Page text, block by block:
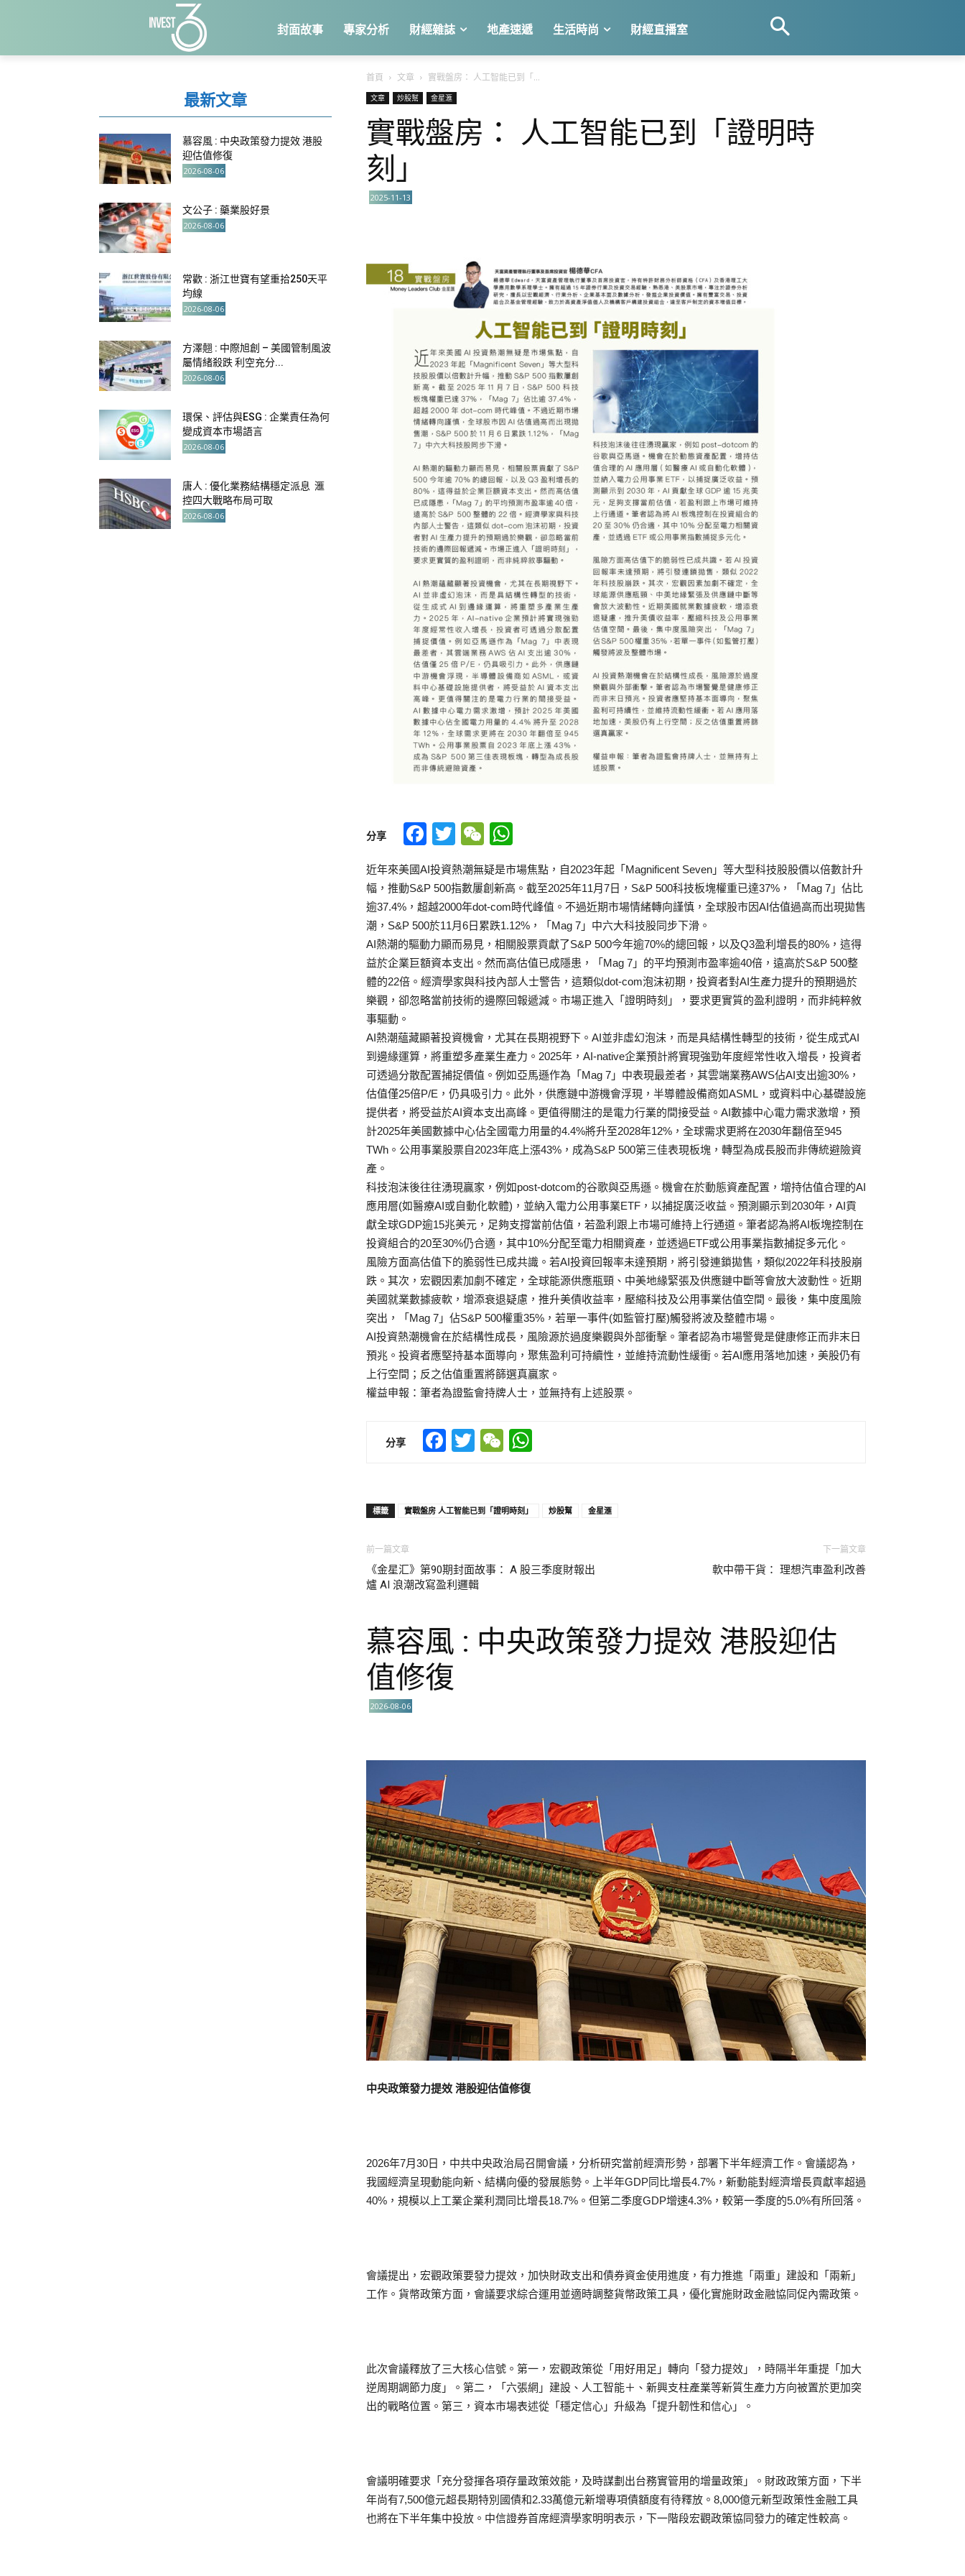
封面故事 專家分析 財經雜誌 地產速遞 生活時尚 財經直播室
首頁 文章 實戰盤房： 人工智能已到「...
文章 炒股幫 金星滙
實戰盤房： 人工智能已到「證明時
刻」
2025-11-13
分享 Facebook
TwitterWeChat
近年來美國AI投資熱潮無疑是市場焦點，自2023年起「Magnificent Seven」等大型科技股股價以倍數計升
幅，推動S&P 500指數屢創新高。截至2025年11月7日，S&P 500科技板塊權重已達37%，「Mag 7」佔比
逾37.4%，超越2000年dot-com時代峰值。不過近期市場情緒轉向謹慎，全球股市因AI估值過高而出現拋售
潮，S&P 500於11月6日累跌1.12%，「Mag 7」中六大科技股同步下滑。
AI熱潮的驅動力顯而易見，相關股票貢獻了S&P 500今年逾70%的總回報，以及Q3盈利增長的80%，這得
益於企業巨額資本支出。然而高估值已成隱患，「Mag 7」的平均預測市盈率逾40倍，遠高於S&P 500整
體的22倍。經濟學家與科技內部人士警告，這類似dot-com泡沫初期，投資者對AI生產力提升的預期過於
樂觀，卻忽略當前技術的邊際回報遞減。市場正進入「證明時刻」，要求更實質的盈利證明，而非純粹敘
事驅動。
AI熱潮蘊藏顯著投資機會，尤其在長期視野下。AI並非虛幻泡沫，而是具結構性轉型的技術，從生成式AI
到邊緣運算，將重塑多產業生產力。2025年，AI-native企業預計將實現強勁年度經常性收入增長，投資者
可透過分散配置捕捉價值。例如亞馬遜作為「Mag 7」中表現最差者，其雲端業務AWS佔AI支出逾30%，
估值僅25倍P/E，仍具吸引力。此外，供應鏈中游機會浮現，半導體設備商如ASML，或資料中心基礎設施
提供者，將受益於AI資本支出高峰。更值得關注的是電力行業的間接受益。AI數據中心電力需求激增，預
計2025年美國數據中心佔全國電力用量的4.4%將升至2028年12%，全球需求更將在2030年翻倍至945
TWh。公用事業股票自2023年底上漲43%，成為S&P 500第三佳表現板塊，轉型為成長股而非傳統避險資
產。
科技泡沫後往往湧現贏家，例如post-dotcom的谷歌與亞馬遜。機會在於動態資產配置，增持估值合理的AI
應用層(如醫療AI或自動化軟體)，並納入電力公用事業ETF，以捕捉廣泛收益。預測顯示到2030年，AI貢
獻全球GDP逾15兆美元，足夠支撐當前估值，若盈利跟上市場可維持上行通道。筆者認為將AI板塊控制在
投資組合的20至30%仍合適，其中10%分配至電力相關資產，並透過ETF或公用事業指數捕捉多元化。
風險方面高估值下的脆弱性已成共識。若AI投資回報率未達預期，將引發連鎖拋售，類似2022年科技股崩
跌。其次，宏觀因素加劇不確定，全球能源供應瓶頸、中美地緣緊張及供應鏈中斷等會放大波動性。近期
美國就業數據疲軟，增添衰退疑慮，推升美債收益率，壓縮科技及公用事業估值空間。最後，集中度風險
突出，「Mag 7」佔S&P 500權重35%，若單一事件(如監管打壓)觸發將波及整體市場。
AI投資熱潮機會在於結構性成長，風險源於過度樂觀與外部衝擊。筆者認為市場警覺是健康修正而非末日
預兆。投資者應堅持基本面導向，聚焦盈利可持續性，並維持流動性緩衝。若AI應用落地加速，美股仍有
上行空間；反之估值重置將篩選真贏家。
權益申報：筆者為證監會持牌人士，並無持有上述股票。
分享 Facebook
TwitterWeChat
標籤 實戰盤房 人工智能已到「證明時刻」 炒股幫 金星滙
前一篇文章
《金星汇》第90期封面故事： A 股三季度財報出
爐 AI 浪潮改寫盈利邏輯
下一篇文章
軟中帶干貨： 理想汽車盈利改善
慕容風 : 中央政策發力提效 港股迎估
值修復
2026-08-06
中央政策發力提效 港股迎估值修復
2026年7月30日，中共中央政治局召開會議，分析研究當前經濟形勢，部署下半年經濟工作。會議認為，
我國經濟呈現動能向新、結構向優的發展態勢。上半年GDP同比增長4.7%，新動能對經濟增長貢獻率超過
40%，規模以上工業企業利潤同比增長18.7%。但第二季度GDP增速4.3%，較第一季度的5.0%有所回落。
會議提出，宏觀政策要發力提效，加快財政支出和債券資金使用進度，有力推進「兩重」建設和「兩新」
工作。貨幣政策方面，會議要求綜合運用並適時調整貨幣政策工具，優化實施財政金融協同促內需政策。
此次會議釋放了三大核心信號。第一，宏觀政策從「用好用足」轉向「發力提效」，時隔半年重提「加大
逆周期調節力度」。第二，「六張網」建設、人工智能＋、新興支柱產業等新質生產力方向被置於更加突
出的戰略位置。第三，資本市場表述從「穩定信心」升級為「提升韌性和信心」。
會議明確要求「充分發揮各項存量政策效能，及時謀劃出台務實管用的增量政策」。財政政策方面，下半
年尚有7,500億元超長期特別國債和2.33萬億元新增專項債額度有待釋放。8,000億元新型政策性金融工具
也將在下半年集中投放。中信證券首席經濟學家明明表示，下一階段宏觀政策協同發力的確定性較高。
最新文章
慕容風 : 中央政策發力提效 港股
迎估值修復
2026-08-06
文公子 : 藥業股好景
2026-08-06
常歡 : 浙江世寶有望重拾250天平
均線
2026-08-06
方澤翹 : 中際旭創 – 美國管制風波
屬情緒殺跌 利空充分...
2026-08-06
環保、評估與ESG : 企業責任為何
變成資本市場語言
2026-08-06
唐人 : 優化業務結構穩定派息 滙
控四大戰略布局可取
2026-08-06